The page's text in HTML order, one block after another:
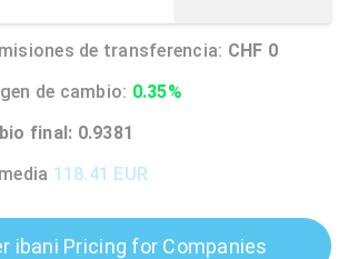
de transferencia: CHF 0
de cambio: 0.35%
final: 0.9381
118.41 EUR
ibani Pricing for Companies